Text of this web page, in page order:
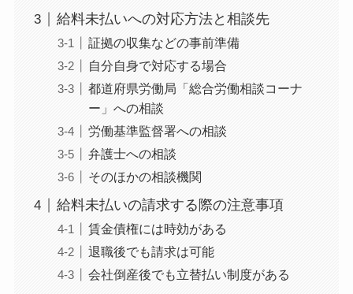
給料未払いへの対応方法と相談先
証拠の収集などの事前準備
自分自身で対応する場合
都道府県労働局「総合労働相談コーナ
ー」への相談
労働基準監督署への相談
弁護士への相談
そのほかの相談機関
給料未払いの請求する際の注意事項
賃金債権には時効がある
退職後でも請求は可能
会社倒産後でも立替払い制度がある